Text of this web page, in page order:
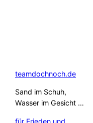
teamdochnoch.de
Sand im Schuh,
Wasser im Gesicht …
für Frieden und